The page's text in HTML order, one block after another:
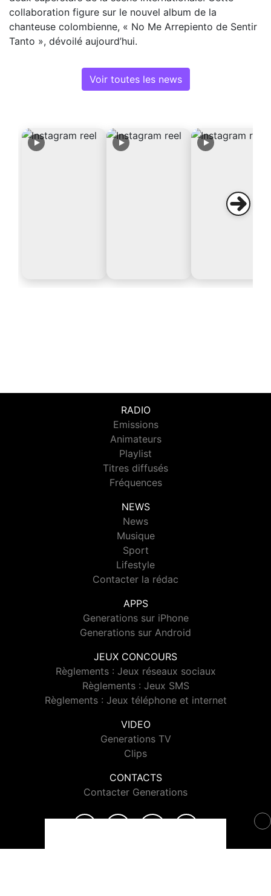
collaboration figure sur le nouvel album de la
chanteuse colombienne, « No Me Arrepiento de Sentir
Tanto », dévoilé aujourd’hui.
Voir toutes les news
RADIO
Emissions
Animateurs
Playlist
Titres diffusés
Fréquences
NEWS
News
Musique
Sport
Lifestyle
Contacter la rédac
APPS
Generations sur iPhone
Generations sur Android
JEUX CONCOURS
Règlements : Jeux réseaux sociaux
Règlements : Jeux SMS
Règlements : Jeux téléphone et internet
VIDEO
Generations TV
Clips
CONTACTS
Contacter Generations